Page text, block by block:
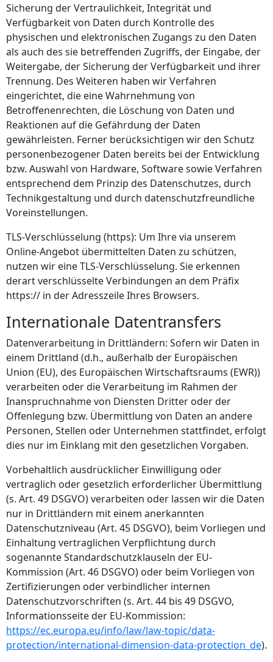
Sicherung der Vertraulichkeit, Integrität und
Verfügbarkeit von Daten durch Kontrolle des
physischen und elektronischen Zugangs zu den Daten
als auch des sie betreffenden Zugriffs, der Eingabe, der
Weitergabe, der Sicherung der Verfügbarkeit und ihrer
Trennung. Des Weiteren haben wir Verfahren
eingerichtet, die eine Wahrnehmung von
Betroffenenrechten, die Löschung von Daten und
Reaktionen auf die Gefährdung der Daten
gewährleisten. Ferner berücksichtigen wir den Schutz
personenbezogener Daten bereits bei der Entwicklung
bzw. Auswahl von Hardware, Software sowie Verfahren
entsprechend dem Prinzip des Datenschutzes, durch
Technikgestaltung und durch datenschutzfreundliche
Voreinstellungen.
TLS-Verschlüsselung (https): Um Ihre via unserem
Online-Angebot übermittelten Daten zu schützen,
nutzen wir eine TLS-Verschlüsselung. Sie erkennen
derart verschlüsselte Verbindungen an dem Präfix
https:// in der Adresszeile Ihres Browsers.
Internationale Datentransfers
Datenverarbeitung in Drittländern: Sofern wir Daten in
einem Drittland (d.h., außerhalb der Europäischen
Union (EU), des Europäischen Wirtschaftsraums (EWR))
verarbeiten oder die Verarbeitung im Rahmen der
Inanspruchnahme von Diensten Dritter oder der
Offenlegung bzw. Übermittlung von Daten an andere
Personen, Stellen oder Unternehmen stattfindet, erfolgt
dies nur im Einklang mit den gesetzlichen Vorgaben.
Vorbehaltlich ausdrücklicher Einwilligung oder
vertraglich oder gesetzlich erforderlicher Übermittlung
(s. Art. 49 DSGVO) verarbeiten oder lassen wir die Daten
nur in Drittländern mit einem anerkannten
Datenschutzniveau (Art. 45 DSGVO), beim Vorliegen und
Einhaltung vertraglichen Verpflichtung durch
sogenannte Standardschutzklauseln der EU-
Kommission (Art. 46 DSGVO) oder beim Vorliegen von
Zertifizierungen oder verbindlicher internen
Datenschutzvorschriften (s. Art. 44 bis 49 DSGVO,
Informationsseite der EU-Kommission:
https://ec.europa.eu/info/law/law-topic/data-
protection/international-dimension-data-protection_de).